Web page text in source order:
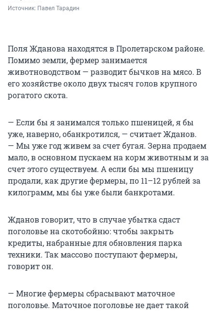
Источник: Павел Тарадин
Поля Жданова находятся в Пролетарском районе.
Помимо земли, фермер занимается
животноводством — разводит бычков на мясо. В
его хозяйстве около двух тысяч голов крупного
рогатого скота.
— Если бы я занимался только пшеницей, я бы
уже, наверно, обанкротился, — считает Жданов.
— Мы уже год живем за счет бугая. Зерна продаем
мало, в основном пускаем на корм животным и за
счет этого существуем. А если бы мы пшеницу
продали, как другие фермеры, по 11–12 рублейза
килограмм, мы бы уже были банкротами.
Жданов говорит, что в случае убытка сдаст
поголовье на скотобойню: чтобы закрыть
кредиты, набранные для обновления парка
техники. Так массово поступают фермеры,
говорит он.
— Многие фермеры сбрасывают маточное
поголовье. Маточное поголовье не дает такой